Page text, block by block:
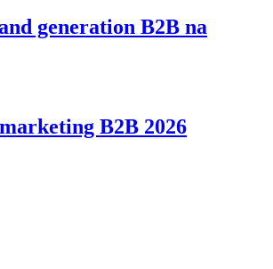
generation B2B na
B2B 2026